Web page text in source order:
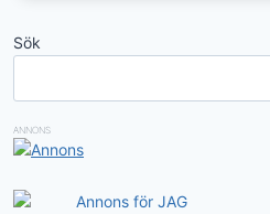
Sök
ANNONS